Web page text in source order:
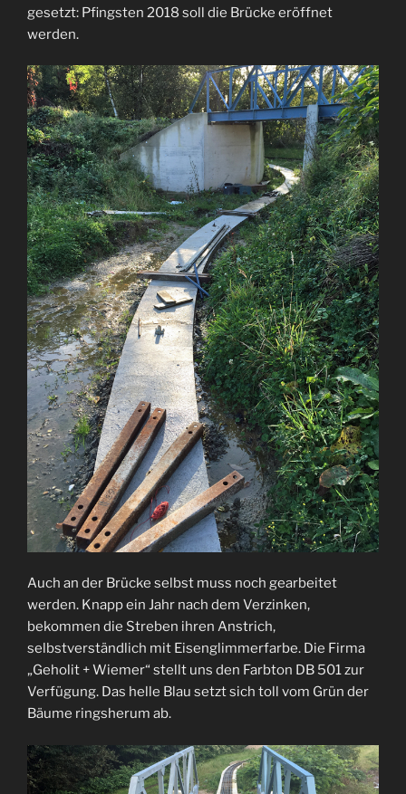
gesetzt: Pfingsten 2018 soll die Brücke eröffnet
werden.
Auch an der Brücke selbst muss noch gearbeitet
werden. Knapp ein Jahr nach dem Verzinken,
bekommen die Streben ihren Anstrich,
selbstverständlich mit Eisenglimmerfarbe. Die Firma
„Geholit + Wiemer“ stellt uns den Farbton DB 501 zur
Verfügung. Das helle Blau setzt sich toll vom Grün der
Bäume ringsherum ab.